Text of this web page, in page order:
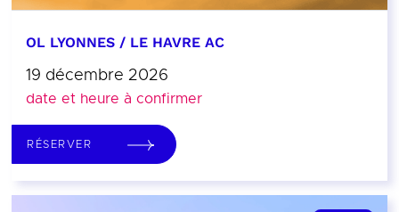
OL LYONNES / LE HAVRE AC
19 décembre 2026
date et heure à confirmer
RÉSERVER